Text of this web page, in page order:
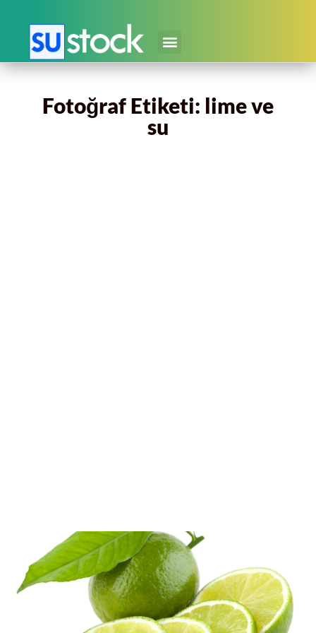
Fotoğraf Etiketi: lime ve
su